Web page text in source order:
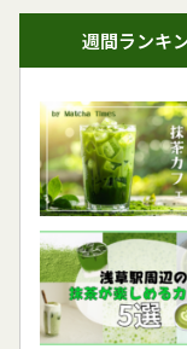
週間ランキ